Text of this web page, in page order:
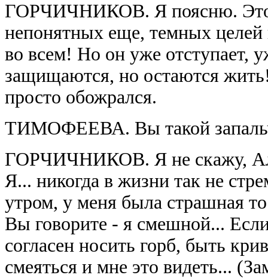
ГОРЧИЧНИКОВ. Я поясню.
непонятных еще, темных
во всем! Но он уже отступает,
защищаются, но остаются
просто обожрался.
ТИМОФЕЕВА. Вы такой
ГОРЧИЧНИКОВ. Я не скажу,
Я... никогда в жизни так не
утром, у меня была страшная
Вы говорите - я смешной...
согласен носить горб, быть
смеяться и мне это видеть...